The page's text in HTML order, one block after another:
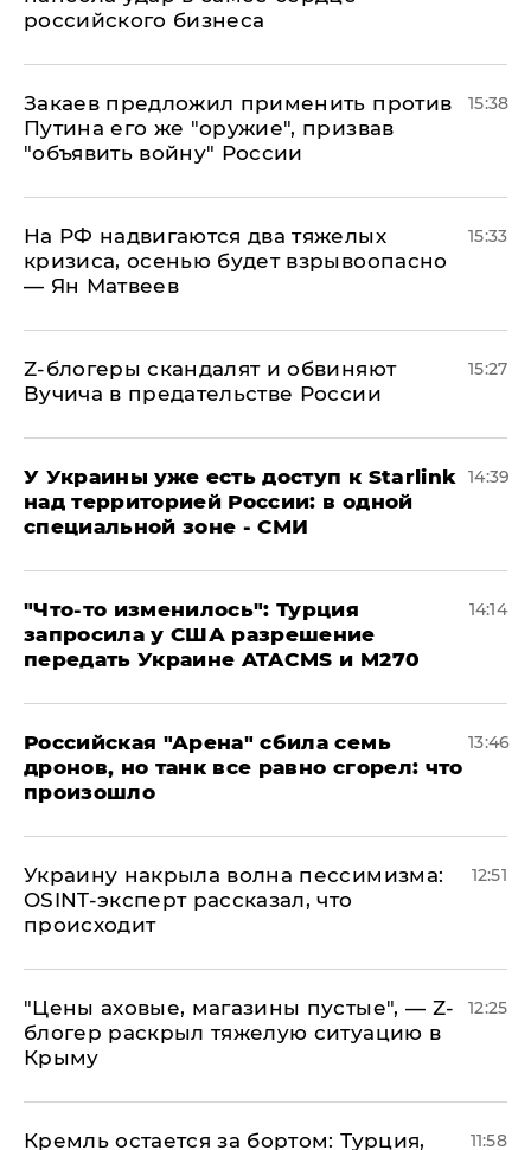
российского бизнеса
Закаев предложил применить против
Путина его же "оружие", призвав
"объявить войну" России
15:38
На РФ надвигаются два тяжелых
кризиса, осенью будет взрывоопасно
— Ян Матвеев
15:33
Z-блогеры скандалят и обвиняют
Вучича в предательстве России
15:27
У Украины уже есть доступ к Starlink
над территорией России: в одной
специальной зоне - СМИ
14:39
​"Что-то изменилось": Турция
запросила у США разрешение
передать Украине ATACMS и M270
14:14
​Российская "Арена" сбила семь
дронов, но танк все равно сгорел: что
произошло
13:46
​Украину накрыла волна пессимизма:
OSINT-эксперт рассказал, что
происходит
12:51
​"Цены аховые, магазины пустые", — Z-
блогер раскрыл тяжелую ситуацию в
Крыму
12:25
​Кремль остается за бортом: Турция,
11:58